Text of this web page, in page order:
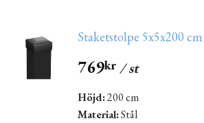
Staketstolpe 5x5x200
769kr / st
Höjd:200 cm
Material:Stål